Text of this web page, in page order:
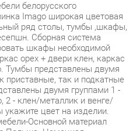
Сборная система
шкафы необходимой
орех + двери клен, каркас
представлены двумя
так и подкатные
двумя группами 1 -
- клен/металлик и венге/
цвет на изделии.
Основной материал
-Немецкая
топов 22 мм., толщина
кромка ПВХ на
0,6мм.-Стекло